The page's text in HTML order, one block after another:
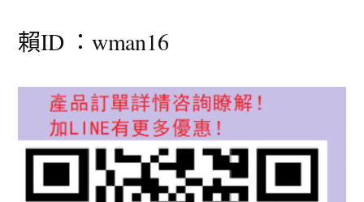
賴ID ：wman16